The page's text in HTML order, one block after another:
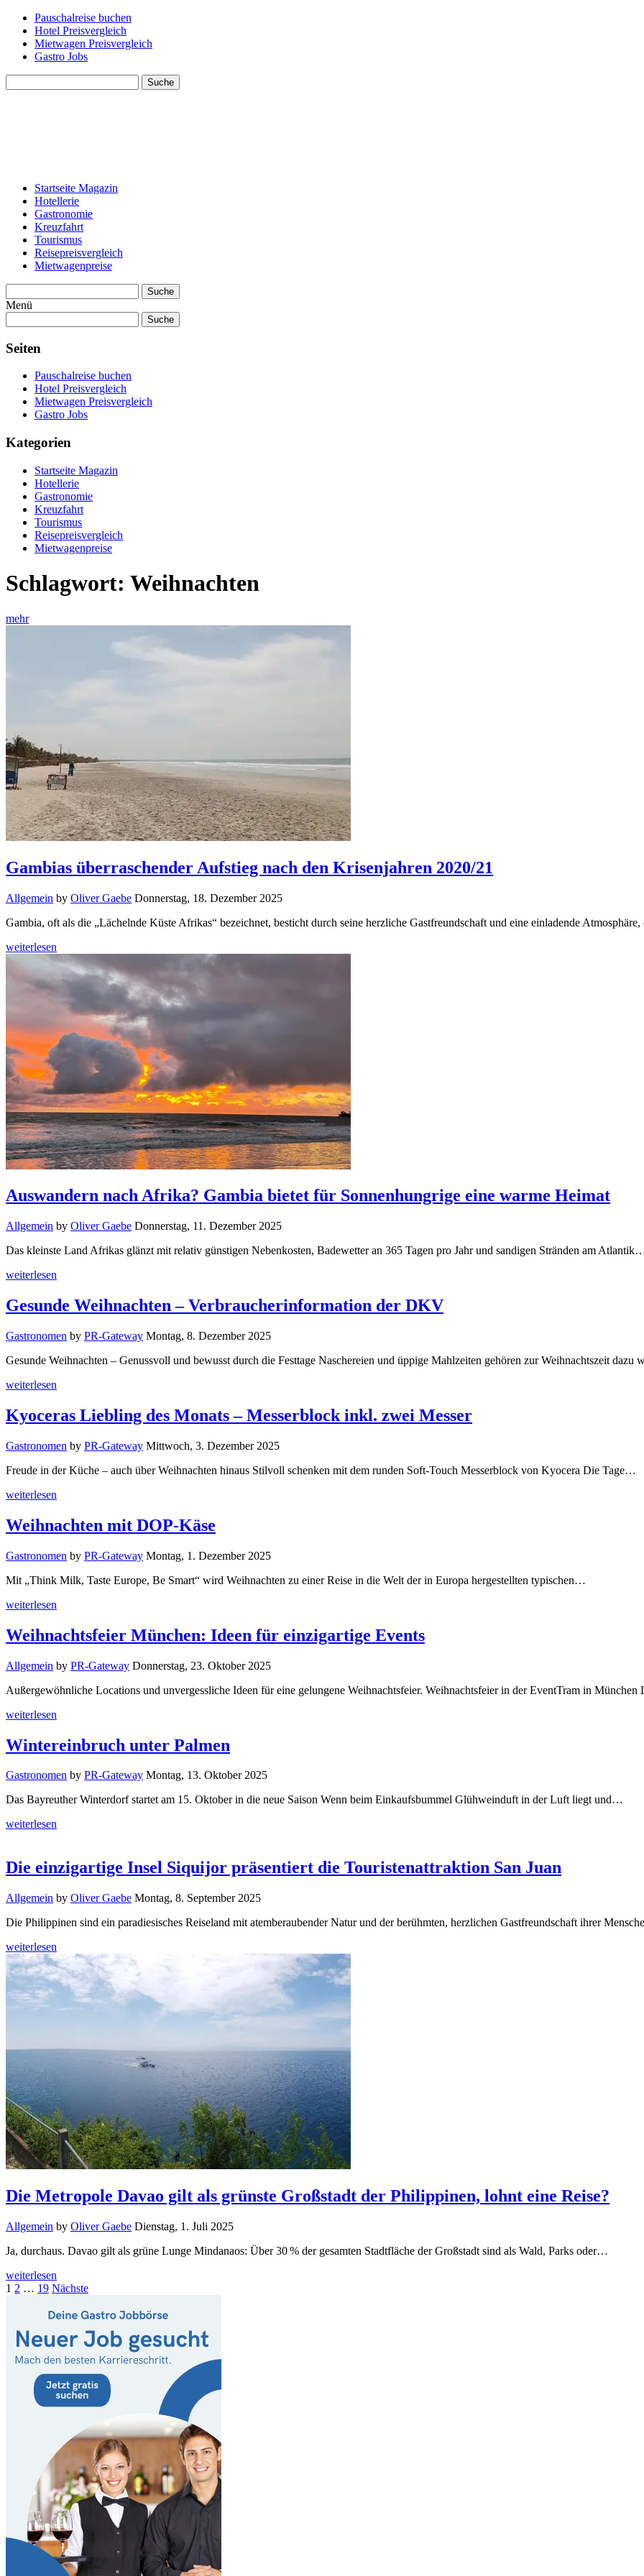
Pauschalreise buchen
Hotel Preisvergleich
Mietwagen Preisvergleich
Gastro Jobs
Suche
Startseite Magazin
Hotellerie
Gastronomie
Kreuzfahrt
Tourismus
Reisepreisvergleich
Mietwagenpreise
Suche
Menü
Suche
Seiten
Pauschalreise buchen
Hotel Preisvergleich
Mietwagen Preisvergleich
Gastro Jobs
Kategorien
Startseite Magazin
Hotellerie
Gastronomie
Kreuzfahrt
Tourismus
Reisepreisvergleich
Mietwagenpreise
Schlagwort: Weihnachten
mehr
Gambias überraschender Aufstieg nach den Krisenjahren 2020/21
Allgemein by Oliver Gaebe Donnerstag, 18. Dezember 2025
Gambia, oft als die „Lächelnde Küste Afrikas“ bezeichnet, besticht durch seine herzliche Gastfreundschaft und eine einladende
weiterlesen
Auswandern nach Afrika? Gambia bietet für Sonnenhungrige eine warme Heimat
Allgemein by Oliver Gaebe Donnerstag, 11. Dezember 2025
Das kleinste Land Afrikas glänzt mit relativ günstigen Nebenkosten, Badewetter an 365 Tagen pro Jahr und sandigen Stränden am
weiterlesen
Gesunde Weihnachten – Verbraucherinformation der DKV
Gastronomen by PR-Gateway Montag, 8. Dezember 2025
Gesunde Weihnachten – Genussvoll und bewusst durch die Festtage Naschereien und üppige Mahlzeiten gehören zur Weihnachtszeit
weiterlesen
Kyoceras Liebling des Monats – Messerblock inkl. zwei Messer
Gastronomen by PR-Gateway Mittwoch, 3. Dezember 2025
Freude in der Küche – auch über Weihnachten hinaus Stilvoll schenken mit dem runden Soft-Touch Messerblock von Kyocera Die Tage…
weiterlesen
Weihnachten mit DOP-Käse
Gastronomen by PR-Gateway Montag, 1. Dezember 2025
Mit „Think Milk, Taste Europe, Be Smart“ wird Weihnachten zu einer Reise in die Welt der in Europa hergestellten typischen…
weiterlesen
Weihnachtsfeier München: Ideen für einzigartige Events
Allgemein by PR-Gateway Donnerstag, 23. Oktober 2025
Außergewöhnliche Locations und unvergessliche Ideen für eine gelungene Weihnachtsfeier. Weihnachtsfeier in der EventTram in
weiterlesen
Wintereinbruch unter Palmen
Gastronomen by PR-Gateway Montag, 13. Oktober 2025
Das Bayreuther Winterdorf startet am 15. Oktober in die neue Saison Wenn beim Einkaufsbummel Glühweinduft in der Luft liegt und…
weiterlesen
Die einzigartige Insel Siquijor präsentiert die Touristenattraktion San Juan
Allgemein by Oliver Gaebe Montag, 8. September 2025
Die Philippinen sind ein paradiesisches Reiseland mit atemberaubender Natur und der berühmten, herzlichen Gastfreundschaft ihrer
weiterlesen
Die Metropole Davao gilt als grünste Großstadt der Philippinen, lohnt eine Reise?
Allgemein by Oliver Gaebe Dienstag, 1. Juli 2025
Ja, durchaus. Davao gilt als grüne Lunge Mindanaos: Über 30 % der gesamten Stadtfläche der Großstadt sind als Wald, Parks oder…
weiterlesen
Seitennummerierung
Beiträge
1 2 … 19 Nächste